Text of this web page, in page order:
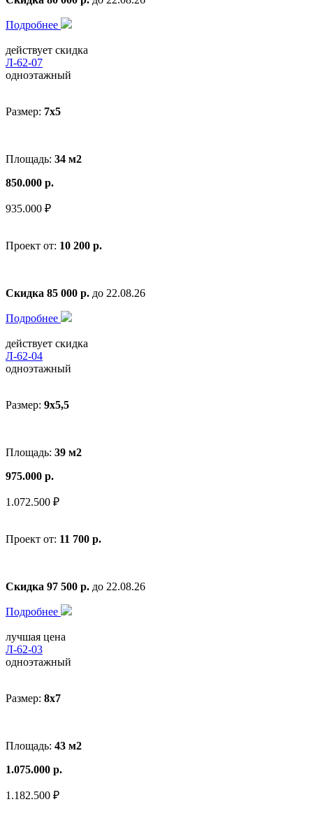
Подробнее
действует скидка
Л-62-07
одноэтажный
Размер: 7x5
Площадь: 34 м2
850.000 р.
935.000 ₽
Проект от: 10 200 р.
Скидка 85 000 р. до 22.08.26
Подробнее
действует скидка
Л-62-04
одноэтажный
Размер: 9x5,5
Площадь: 39 м2
975.000 р.
1.072.500 ₽
Проект от: 11 700 р.
Скидка 97 500 р. до 22.08.26
Подробнее
лучшая цена
Л-62-03
одноэтажный
Размер: 8x7
Площадь: 43 м2
1.075.000 р.
1.182.500 ₽